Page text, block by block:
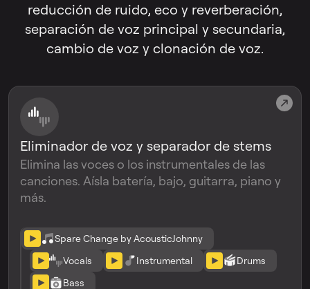
reducción de ruido, eco y reverberación,
separación de voz principal y secundaria,
cambio de voz y clonación de voz.
Eliminador de voz y separador de stems
Elimina las voces o los instrumentales de las
canciones. Aísla batería, bajo, guitarra, piano y
más.
Spare Change by AcousticJohnny
Vocals
Instrumental
Drums
Bass